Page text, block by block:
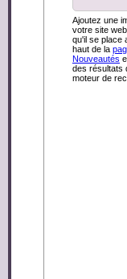
Ajoutez une
votre site
qu'il se place
haut de la
Nouveautés
des résultats
moteur de